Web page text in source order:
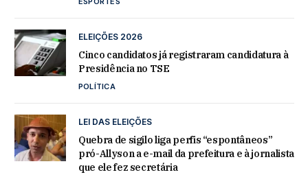
ELEIÇÕES 2026
Cinco candidatos já registraram candidatura à
Presidência no TSE
POLÍTICA
LEI DAS ELEIÇÕES
Quebra de sigilo liga perfis “espontâneos”
pró-Allyson a e-mail da prefeitura e à jornalista
que ele fez secretária